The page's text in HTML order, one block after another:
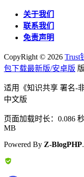
关于我们
联系我们
免责声明
CopyRight © 2026 Trust
包下载最新版/安卓版
适用《知识共享 署名-
中文版
页面加载时长：0.086
MB
Powered By Z-BlogPHP.